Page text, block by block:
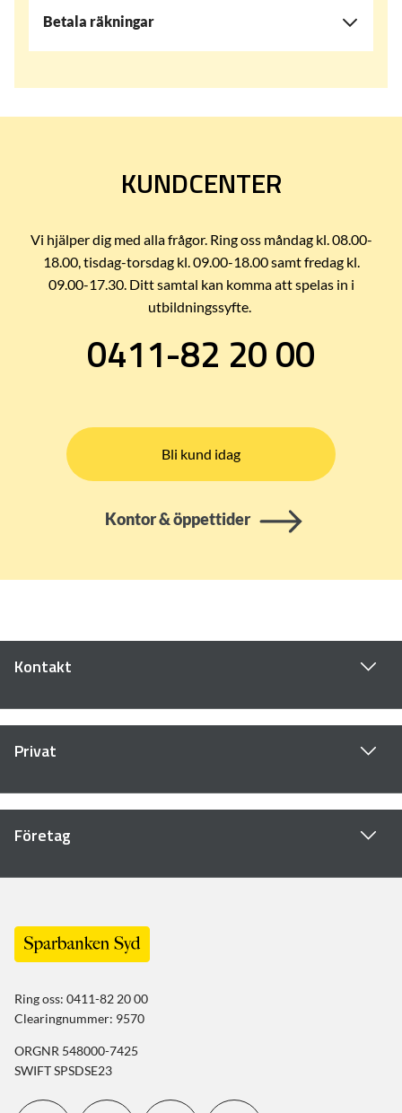
Betala räkningar
KUNDCENTER
Vi hjälper dig med alla frågor. Ring oss måndag kl. 08.00-
18.00, tisdag-torsdag kl. 09.00-18.00 samt fredag kl.
09.00-17.30. Ditt samtal kan komma att spelas in i
utbildningssyfte.
0411-82 20 00
Bli kund idag
Kontor & öppettider
Kontakt
Privat
Företag
Ring oss: 0411-82 20 00
Clearingnummer: 9570
ORGNR 548000-7425
SWIFT SPSDSE23